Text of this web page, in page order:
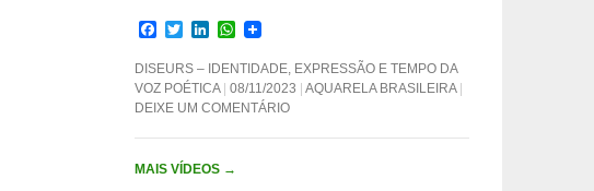
F
c
e
b
o
o
T
i
t
t
e
r
L
n
k
e
d
I
W
a
t
s
A
p
DISEURS – IDENTIDADE, EXPRESSÃO E TEMPO DA
VOZ POÉTICA
08/11/2023
AQUARELA BRASILEIRA
DEIXE UM COMENTÁRIO
MAIS VÍDEOS →